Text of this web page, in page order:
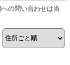
の問い合わせは当